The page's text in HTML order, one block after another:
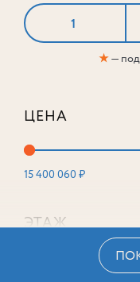
1
★—
ЦЕНА
15 400 060 ₽
ЭТАЖ